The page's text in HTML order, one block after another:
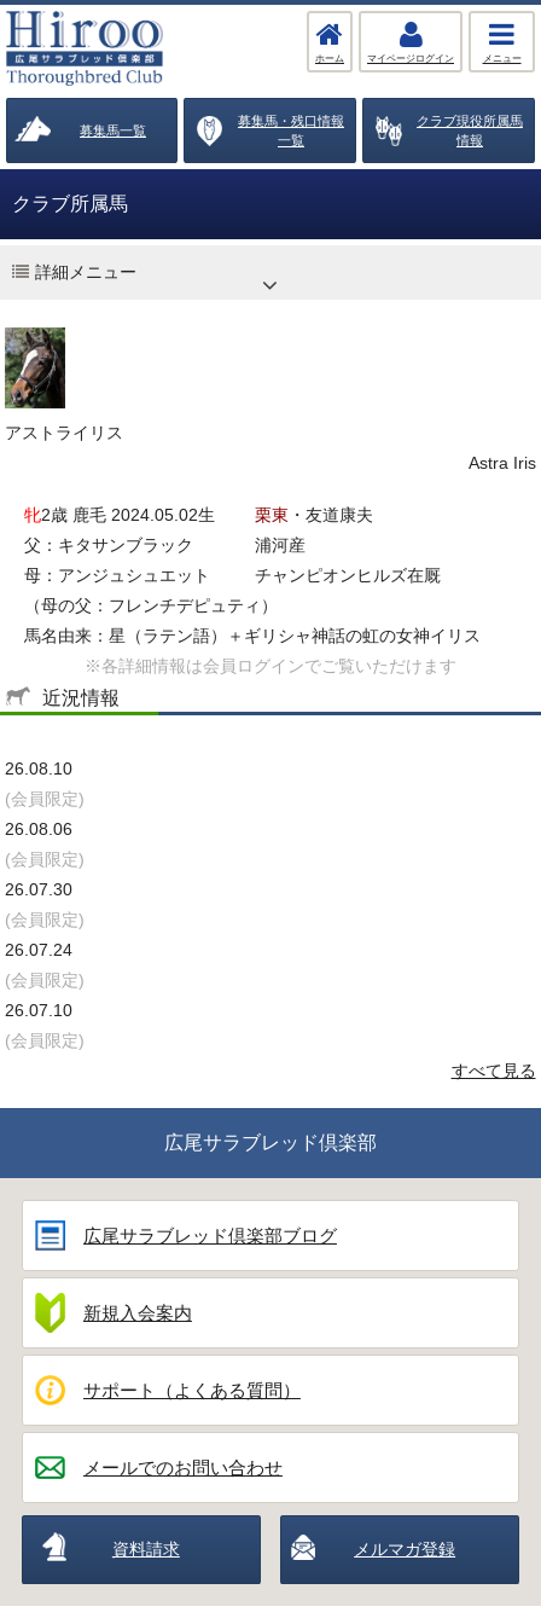
ホーム マイページログイン メニュー
募集馬一覧
募集馬・残口情報
一覧
クラブ現役所属馬
情報
クラブ所属馬
詳細メニュー
アストライリス
Astra Iris
牝2歳 鹿毛 2024.05.02生 栗東 ・友道康夫
父：キタサンブラック
浦河産
母：アンジュシュエット
チャンピオンヒルズ在厩
（母の父：フレンチデピュティ）
馬名由来：星（ラテン語）＋ギリシャ神話の虹の女神イリス
※各詳細情報は会員ログインでご覧いただけます
近況情報
26.08.10
(会員限定)
26.08.06
(会員限定)
26.07.30
(会員限定)
26.07.24
(会員限定)
26.07.10
(会員限定)
すべて見る
広尾サラブレッド倶楽部
広尾サラブレッド倶楽部ブログ
新規入会案内
サポート（よくある質問）
メールでのお問い合わせ
資料請求 メルマガ登録